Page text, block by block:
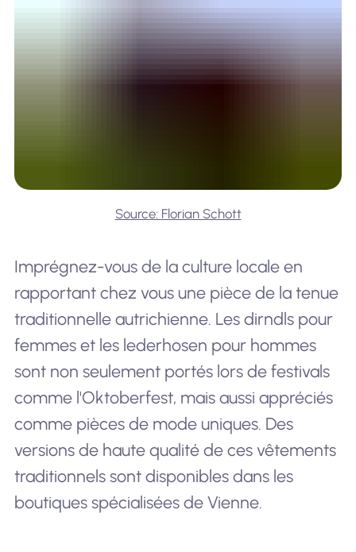
Source: Florian Schott
Imprégnez-vous de la culture locale en
rapportant chez vous une pièce de la tenue
traditionnelle autrichienne. Les dirndls pour
femmes et les lederhosen pour hommes
sont non seulement portés lors de festivals
comme l'Oktoberfest, mais aussi appréciés
comme pièces de mode uniques. Des
versions de haute qualité de ces vêtements
traditionnels sont disponibles dans les
boutiques spécialisées de Vienne.